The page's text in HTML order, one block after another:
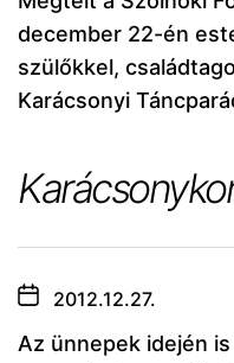
december 22-én
szülőkkel,
Karácsonyi
2012.12.27.
Az ünnepek idején